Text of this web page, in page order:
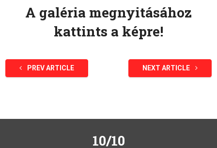
A galéria megnyitásához
kattints a képre!
PREV ARTICLE NEXT ARTICLE
10/10